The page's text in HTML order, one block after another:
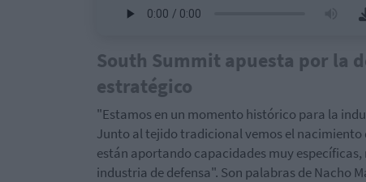
South Summit apuesta por la
estratégico
"Estamos en un momento histórico para la
Junto al tejido tradicional vemos el
están aportando capacidades muy específicas,
industria de defensa". Son palabras de Nacho